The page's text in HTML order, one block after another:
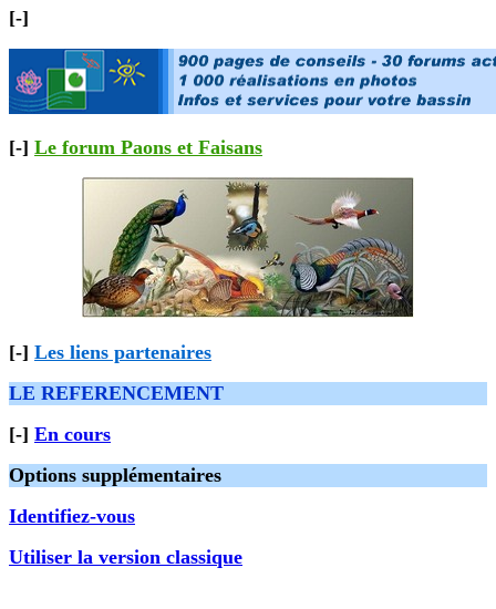
[-]
[-] Le forum Paons et Faisans
[-] Les liens partenaires
LE REFERENCEMENT
[-] En cours
Options supplémentaires
Identifiez-vous
Utiliser la version classique